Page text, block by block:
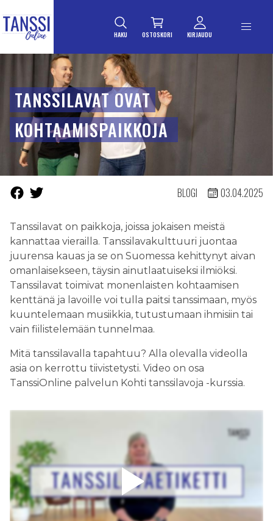
HAKU OSTOSKORI KIRJAUDU
TANSSILAVAT OVAT
KOHTAAMISPAIKKOJA
BLOGI 03.04.2025
Tanssilavat on paikkoja, joissa jokaisen meistä
kannattaa vierailla. Tanssilavakulttuuri juontaa
juurensa kauas ja se on Suomessa kehittynyt aivan
omanlaisekseen, täysin ainutlaatuiseksi ilmiöksi.
Tanssilavat toimivat monenlaisten kohtaamisen
kenttänä ja lavoille voi tulla paitsi tanssimaan, myös
kuuntelemaan musiikkia, tutustumaan ihmisiin tai
vain fiilistelemään tunnelmaa.
Mitä tanssilavalla tapahtuu? Alla olevalla videolla
asia on kerrottu tiivistetysti. Video on osa
TanssiOnline palvelun Kohti tanssilavoja -kurssia.